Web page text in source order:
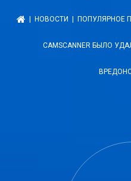
НОВОСТИ | ПОПУЛЯРНОЕ
CAMSCANNER БЫЛО